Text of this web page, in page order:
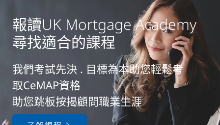
報讀UK Mortgage Academy
尋找適合的課程
我們考試先決 . 目標為本助您輕鬆考
取CeMAP資格
助您跳板按揭顧問職業生涯